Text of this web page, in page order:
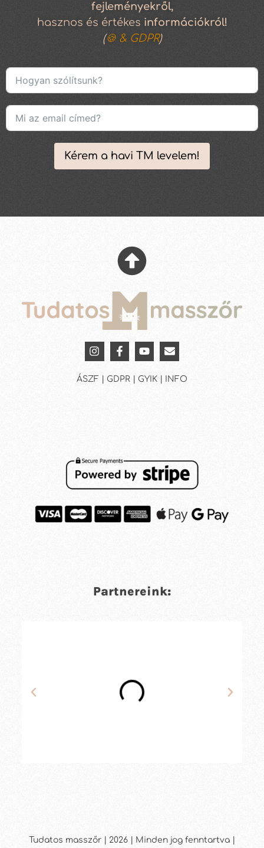
fejleményekről,
hasznos és értékes információkról!
(🍪 & GDPR)
Kérem a havi TM levelem!
ÁSZF | GDPR | GYIK | INFO
Partnereink:
Tudatos masszőr | 2026 | Minden jog fenntartva |